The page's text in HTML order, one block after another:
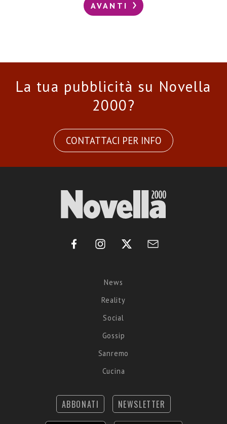
AVANTI
La tua pubblicità su Novella
2000?
CONTATTACI PER INFO
News
Reality
Social
Gossip
Sanremo
Cucina
ABBONATI NEWSLETTER